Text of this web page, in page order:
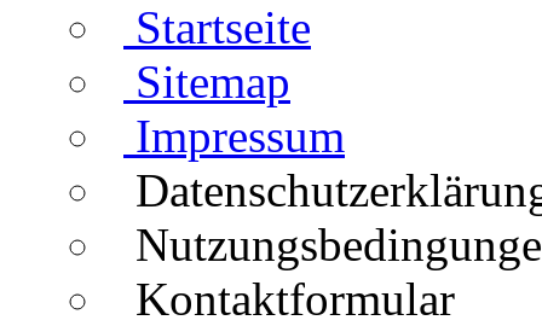
Startseite
Sitemap
Impressum
Kontaktformular